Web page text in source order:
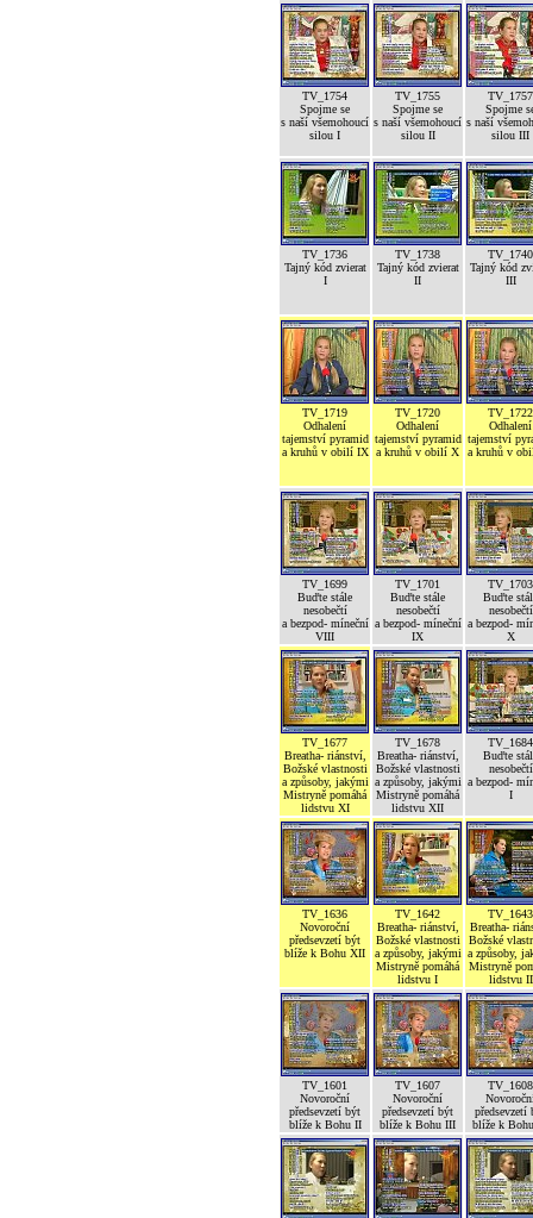
TV_1754
Spojme se
s naší všemohoucí
silou I
TV_1755
Spojme se
s naší všemohoucí
silou II
TV_1757
Spojme
s naší
silou III
TV_1736
Tajný kód zvierat
I
TV_1738
Tajný kód zvierat
II
TV_1740
Tajný kód
III
TV_1719
Odhalení
tajemství pyramid
a kruhů v obilí IX
TV_1720
Odhalení
tajemství pyramid
a kruhů v obilí X
TV_1722
Odhalení
tajemství
a kruhů v
TV_1699
Buďte stále
nesobečtí
a bezpod- míneční
VIII
TV_1701
Buďte stále
nesobečtí
a bezpod- míneční
IX
TV_1703
Buďte
nesobečtí
a bezpod-
X
TV_1677
Breatha- riánství,
Božské vlastnosti
a způsoby, jakými
Mistryně pomáhá
lidstvu XI
TV_1678
Breatha- riánství,
Božské vlastnosti
a způsoby, jakými
Mistryně pomáhá
lidstvu XII
TV_1684
Buďte
nesobečtí
a bezpod-
I
TV_1636
Novoroční
předsevzetí být
blíže k Bohu XII
TV_1642
Breatha- riánství,
Božské vlastnosti
a způsoby, jakými
Mistryně pomáhá
lidstvu I
TV_1643
Breatha-
Božské
a způsoby,
Mistryně
lidstvu II
TV_1601
Novoroční
předsevzetí být
blíže k Bohu II
TV_1607
Novoroční
předsevzetí být
blíže k Bohu III
TV_1608
předsevzetí
blíže k